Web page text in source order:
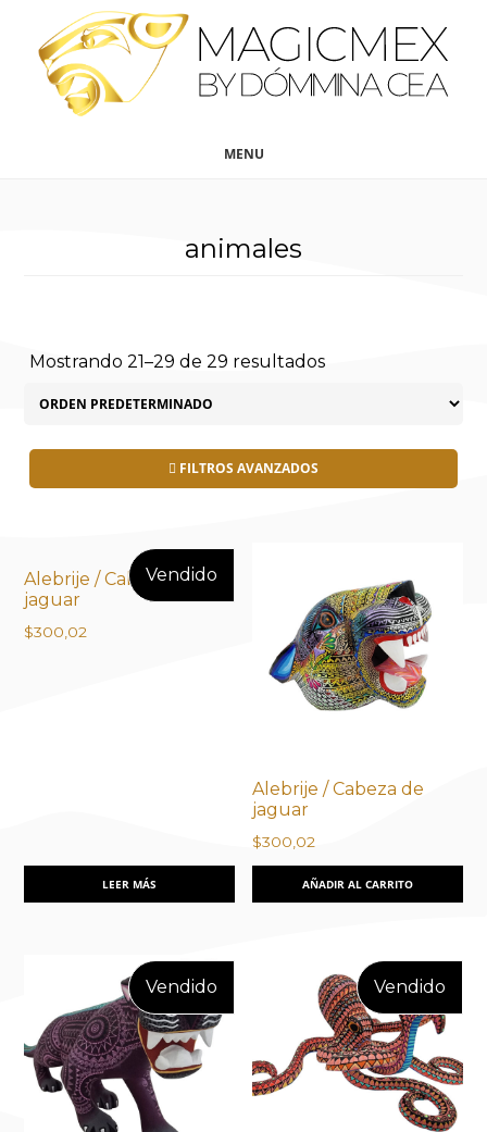
contenido
principal
MENU
animales
Mostrando 21–29 de 29 resultados
FILTROS AVANZADOS
Alebrije / Cabeza de
jaguar
$300,02
LEER MÁS
Alebrije / Cabeza de
jaguar
$300,02
AÑADIR AL CARRITO